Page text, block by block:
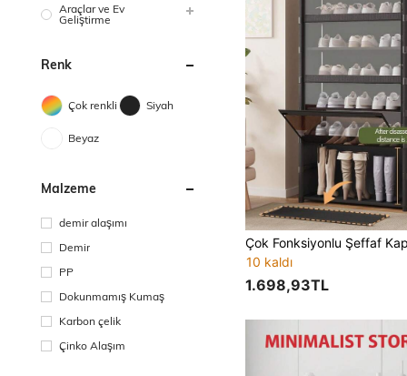
Araçlar ve Ev
Geliştirme
Renk
Çok renkli Siyah
Beyaz
Malzeme
demir alaşımı
Demir
PP
Dokunmamış Kumaş
Karbon çelik
Çinko Alaşım
10 kaldı
1.698,93TL